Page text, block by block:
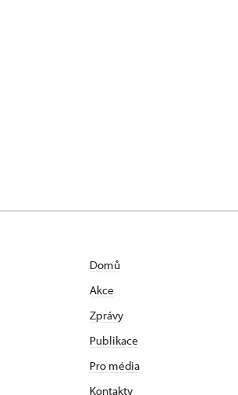
Domů
Akce
Zprávy
Publikace
Pro média
Kontakty